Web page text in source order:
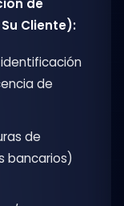
Cliente):
de
de
bancarios)